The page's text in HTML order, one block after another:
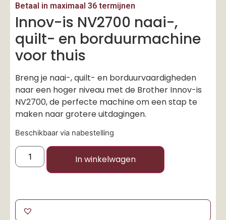
Betaal in maximaal 36 termijnen
Innov-is NV2700 naai-,
quilt- en borduurmachine
voor thuis
Breng je naai-, quilt- en borduurvaardigheden
naar een hoger niveau met de Brother Innov-is
NV2700, de perfecte machine om een stap te
maken naar grotere uitdagingen.
Beschikbaar via nabestelling
In winkelwagen